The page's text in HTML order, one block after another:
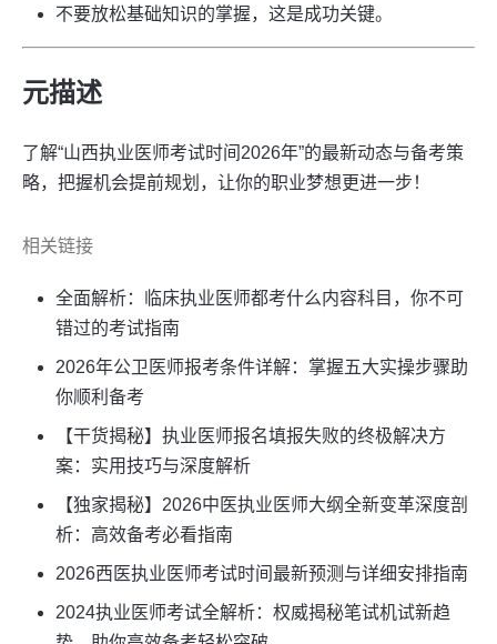
不要放松基础知识的掌握，这是成功关键。
元描述
了解“山西执业医师考试时间2026年”的最新动态与备考策
略，把握机会提前规划，让你的职业梦想更进一步！
相关链接
全面解析：临床执业医师都考什么内容科目，你不可
错过的考试指南
2026年公卫医师报考条件详解：掌握五大实操步骤助
你顺利备考
【干货揭秘】执业医师报名填报失败的终极解决方
案：实用技巧与深度解析
【独家揭秘】2026中医执业医师大纲全新变革深度剖
析：高效备考必看指南
2026西医执业医师考试时间最新预测与详细安排指南
2024执业医师考试全解析：权威揭秘笔试机试新趋